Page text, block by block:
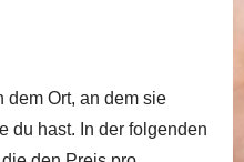
dem Ort, an dem sie
du hast. In der folgenden